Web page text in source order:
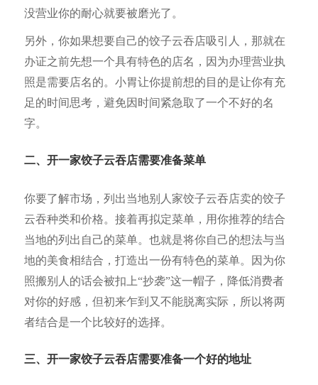
没营业你的耐心就要被磨光了。
另外，你如果想要自己的饺子云吞店吸引人，那就在
办证之前先想一个具有特色的店名，因为办理营业执
照是需要店名的。小胃让你提前想的目的是让你有充
足的时间思考，避免因时间紧急取了一个不好的名
字。
二、开一家饺子云吞店需要准备菜单
你要了解市场，列出当地别人家饺子云吞店卖的饺子
云吞种类和价格。接着再拟定菜单，用你推荐的结合
当地的列出自己的菜单。也就是将你自己的想法与当
地的美食相结合，打造出一份有特色的菜单。因为你
照搬别人的话会被扣上“抄袭”这一帽子，降低消费者
对你的好感，但初来乍到又不能脱离实际，所以将两
者结合是一个比较好的选择。
三、开一家饺子云吞店需要准备一个好的地址